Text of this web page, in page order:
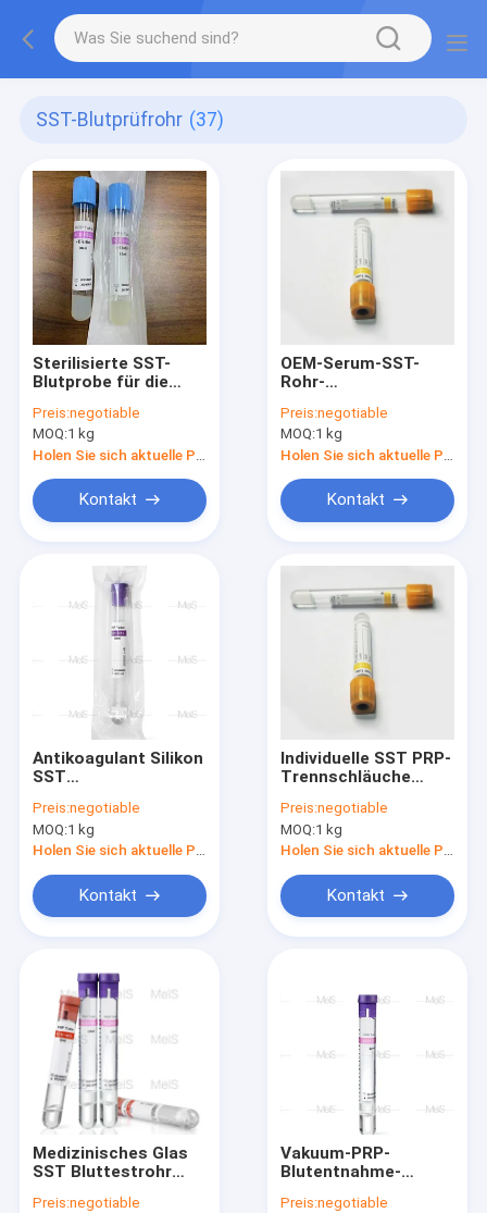
SST-Blutprüfrohr (37)
Sterilisierte SST-
Blutprobe für die
13x75
Preis:negotiable
MOQ:1 kg
Kontakt
OEM-Serum-SST-
Rohr-
Separator für
Blutuntersuchungen
Preis:negotiable
MOQ:1 kg
Kontakt
Antikoagulant Silikon
SST
Vacutainer zur
diagnostischen
Analyse
Preis:negotiable
MOQ:1 kg
Kontakt
Individuelle SST PRP-
Trennschläuche
Preis:negotiable
MOQ:1 kg
Kontakt
Medizinisches Glas
SST Bluttestrohr
Preis:negotiable
Vakuum-PRP-
Blutentnahme-
Serum-Separator
Preis:negotiable